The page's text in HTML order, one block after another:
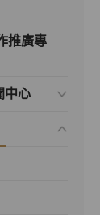
推廣專
中心